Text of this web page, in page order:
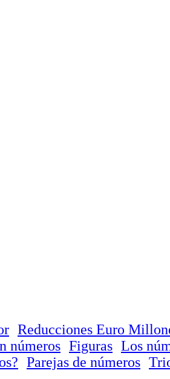
Reducciones Euro
números Figuras Los
Parejas de números